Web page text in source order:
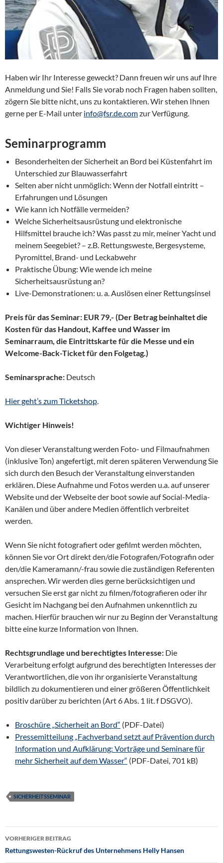
Haben wir Ihr Interesse geweckt? Dann freuen wir uns auf Ihre
Anmeldung und Sie! Falls Sie vorab noch Fragen haben sollten,
zögern Sie bitte nicht, uns zu kontaktieren. Wir stehen Ihnen
gerne per E-Mail unter info@fsr.de.comzur Verfügung.
Seminarprogramm
Besonderheiten der Sicherheit an Bord bei Küstenfahrt im
Unterschied zur Blauwasserfahrt
Selten aber nicht unmöglich: Wenn der Notfall eintritt –
Erfahrungen und Lösungen
Wie kann ich Notfälle vermeiden?
Welche Sicherheitsausrüstung und elektronische
Hilfsmittel brauche ich? Was passt zu mir, meiner Yacht und
meinem Seegebiet? – z.B. Rettungsweste, Bergesysteme,
Pyromittel, Brand- und Leckabwehr
Praktische Übung: Wie wende ich meine
Sicherheitsausrüstung an?
Live-Demonstrationen: u. a. Auslösen einer Rettungsinsel
Preis für das Seminar: EUR 79,- (Der Betrag beinhaltet die
Kosten für das Handout, Kaffee und Wasser im
Seminarraum, die Eintrittskarte für die Messe und ein
Welcome-Back-Ticket für den Folgetag.)
Seminarsprache: Deutsch
Hier geht’s zum Ticketshop
Wichtiger Hinweis!
Von dieser Veranstaltung werden Foto- und Filmaufnahmen
(inklusive Ton) angefertigt, mit deren späteren Verwendung Sie
sich durch den Besuch der Veranstaltung einverstanden
erklären. Diese Aufnahme und Fotos werden u.a. auf unserer
Website und der Webseite der boot sowie auf Social-Media-
Kanälen und über andere Medien öffentlich verbreitet
werden.
Wenn Sie nicht fotografiert oder gefilmt werden möchten,
können Sie vor Ort direkt den/die Fotografen/Fotografin oder
den/die Kameramann/-frau sowie die zuständigen Referenten
ansprechen. Wir werden dies gerne berücksichtigen und
versuchen Sie erst gar nicht zu filmen/fotografieren oder ihr
Gesicht im Nachgang bei den Aufnahmen unkenntlich zu
machen. Hierfür brauchen wir nur zu Beginn der Veranstaltung
bitte eine kurze Information von Ihnen.
Rechtsgrundlage und berechtigtes Interesse: Die
Verarbeitung erfolgt aufgrund des berechtigten Interesses der
Verantwortlichen, die von ihr organisierte Veranstaltung
bildlich zu dokumentieren und einer größeren Öffentlichkeit
positiv darüber zu berichten (Art 6 Abs. 1 lit. f DSGVO).
Broschüre „Sicherheit an Bord“ (PDF-Datei)
Pressemitteilung „Fachverband setzt auf Prävention durch
Information und Aufklärung: Vorträge und Seminare für
mehr Sicherheit auf dem Wasser“ (PDF-Datei, 701 kB)
SICHERHEITSSEMINAR
Beitragsnavigation
VORHERIGER BEITRAG
Rettungswesten-Rückruf des Unternehmens Helly Hansen